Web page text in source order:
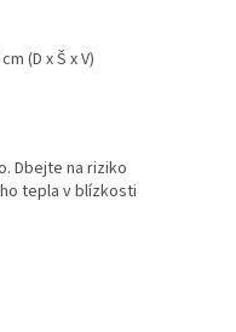
(D x Š x V)
Dbejte na riziko
tepla v blízkosti